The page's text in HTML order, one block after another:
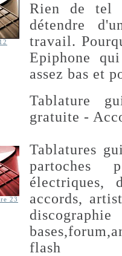
Rien de tel
détendre
travail.
Epiphone
assez bas et
23
Tablature
gratuite -
Tablatures
partoches
électriques,
accords,
flash